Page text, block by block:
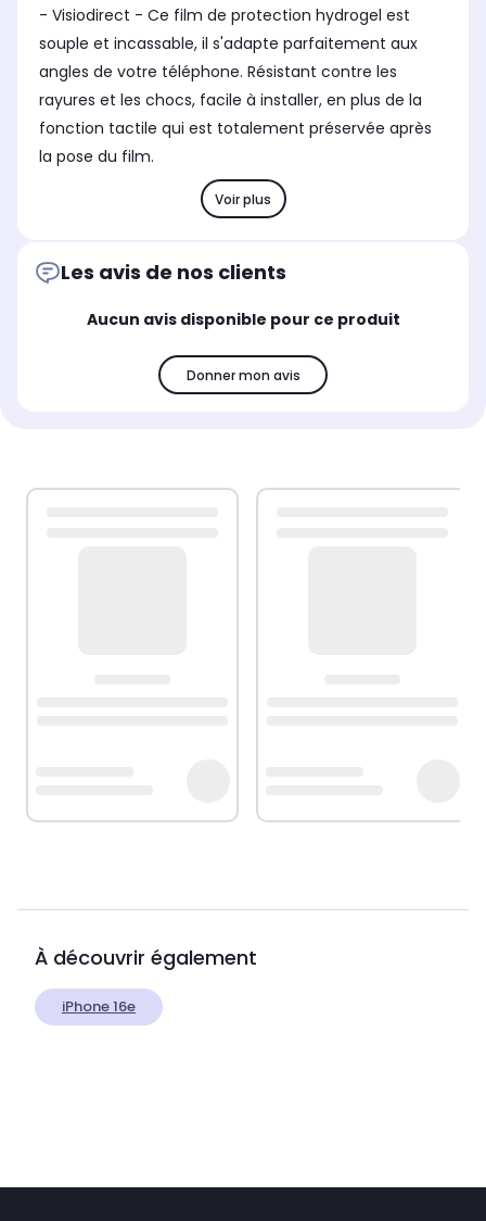
- Visiodirect - Ce film de protection hydrogel est
souple et incassable, il s'adapte parfaitement aux
angles de votre téléphone. Résistant contre les
rayures et les chocs, facile à installer, en plus de la
fonction tactile qui est totalement préservée après
la pose du film.
Voir plus
Les avis de nos clients
Aucun avis disponible pour ce produit
Donner mon avis
À découvrir également
iPhone 16e